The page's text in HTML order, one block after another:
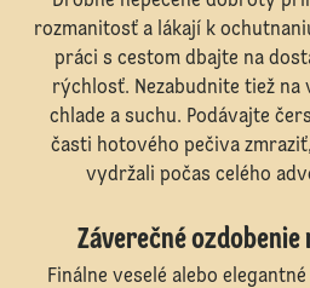
rozmanitosť a lákají k
práci s cestom dbajte na
rýchlosť. Nezabudnite tiež na
chlade a suchu. Podávajte
časti hotového pečiva
vydržali počas celého
Záverečné
Finálne veselé alebo